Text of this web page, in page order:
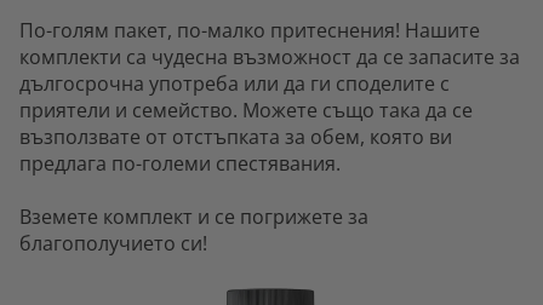
По-голям пакет, по-малко притеснения! Нашите
комплекти са чудесна възможност да се запасите за
дългосрочна употреба или да ги споделите с
приятели и семейство. Можете също така да се
възползвате от отстъпката за обем, която ви
предлага по-големи спестявания.
Вземете комплект и се погрижете за
благополучието си!